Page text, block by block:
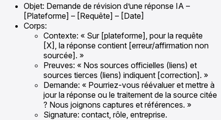
Objet: Demande de révision d’une réponse IA –
[Plateforme] – [Requête] – [Date]
Corps:
Contexte: « Sur [plateforme], pour la requête
[X], la réponse contient [erreur/affirmation non
sourcée]. »
Preuves: « Nos sources officielles (liens) et
sources tierces (liens) indiquent [correction]. »
Demande: « Pourriez-vous réévaluer et mettre à
jour la réponse ou le traitement de la source citée
? Nous joignons captures et références. »
Signature: contact, rôle, entreprise.